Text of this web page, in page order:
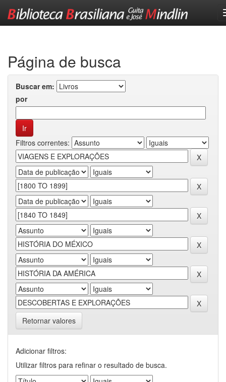
Página de busca
Buscar em:
por
Filtros correntes:
Retornar valores
Adicionar filtros:
Utilizar filtros para refinar o resultado de busca.